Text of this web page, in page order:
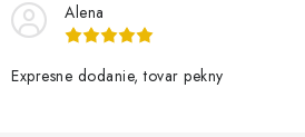
Alena
Expresne dodanie, tovar pekny